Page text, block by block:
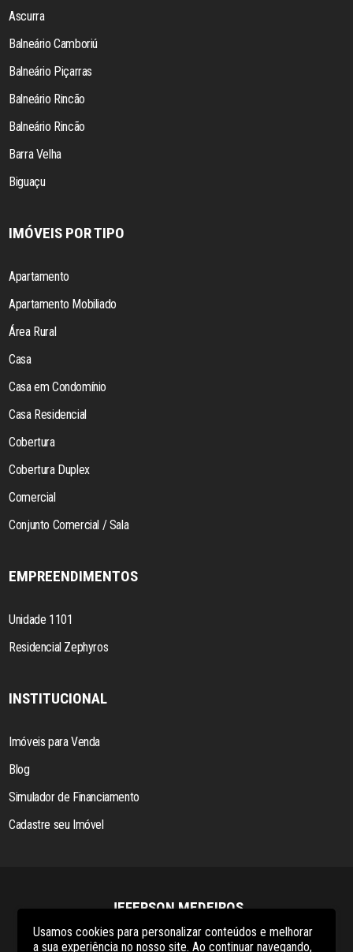
Usamos cookies para personalizar conteúdos e melhorar
a sua experiência no nosso site. Ao continuar navegando,
Ascurra
Balneário Camboriú
Balneário Piçarras
Balneário Rincão
Balneário Rincão
Barra Velha
Biguaçu
IMÓVEIS POR TIPO
Apartamento
Apartamento Mobiliado
Área Rural
Casa
Casa em Condomínio
Casa Residencial
Cobertura
Cobertura Duplex
Comercial
Conjunto Comercial / Sala
EMPREENDIMENTOS
Unidade 1101
Residencial Zephyros
INSTITUCIONAL
Imóveis para Venda
Blog
Simulador de Financiamento
Cadastre seu Imóvel
JEFERSON MEDEIROS
(48) 99921-4159